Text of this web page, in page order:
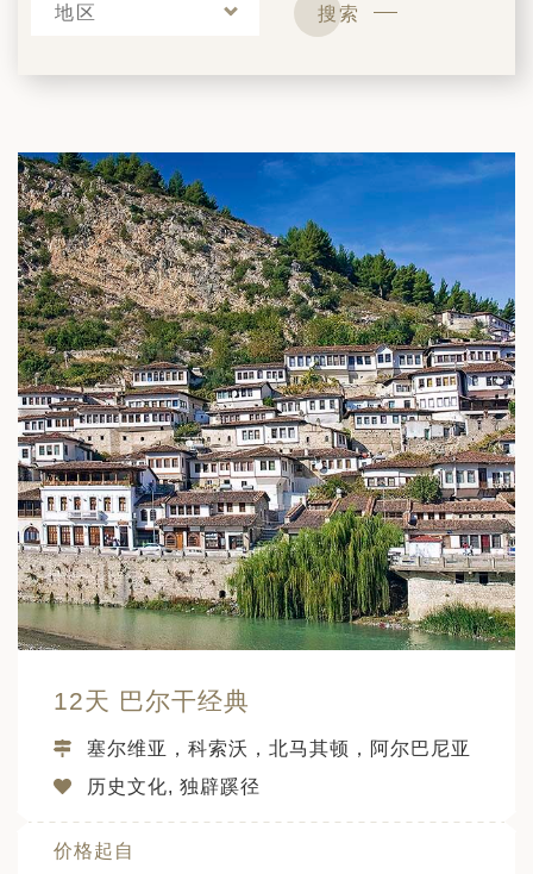
地区 搜索
12天 巴尔干经典
塞尔维亚，科索沃，北马其顿，阿尔巴尼亚
历史文化, 独辟蹊径
价格起自